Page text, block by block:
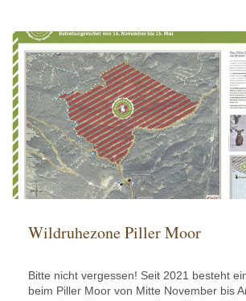
Wildruhezone Piller Moor
Bitte nicht vergessen! Seit 2021 besteht
beim Piller Moor von Mitte November bis